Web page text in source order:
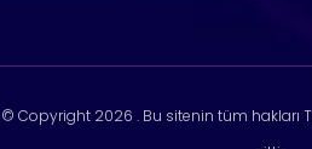
© Copyright 2026 . Bu sitenin tüm hakları